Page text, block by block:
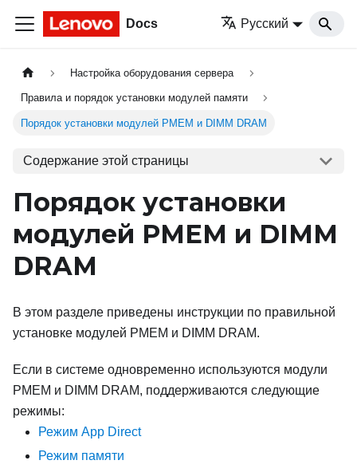
Docs Русский
Настройка оборудования сервера
Правила и порядок установки модулей памяти
Порядок установки модулей PMEM и DIMM DRAM
Содержание этой страницы
Порядок установки
модулей PMEM и DIMM
DRAM
В этом разделе приведены инструкции по правильной
установке модулей PMEM и DIMM DRAM.
Если в системе одновременно используются модули
PMEM и DIMM DRAM, поддерживаются следующие
режимы:
Режим App Direct
Режим памяти